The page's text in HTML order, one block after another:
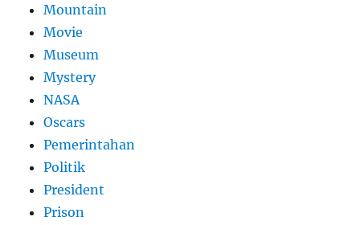
Mountain
Movie
Museum
Mystery
NASA
Oscars
Pemerintahan
Politik
President
Prison